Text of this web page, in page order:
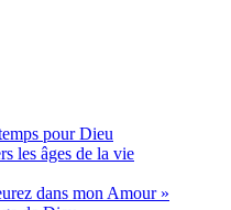
pour Dieu
les âges de la vie
dans mon Amour »